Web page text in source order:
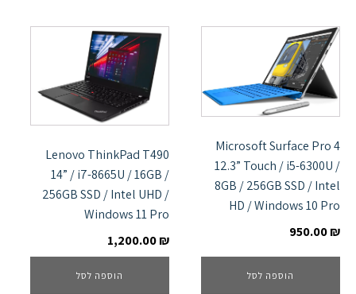
Microsoft Surface Pro 4
12.3” Touch / i5-6300U /
8GB / 256GB SSD / Intel
HD / Windows 10 Pro
950.00₪
הוספה לסל
Lenovo ThinkPad T490
14” / i7-8665U / 16GB /
256GB SSD / Intel UHD /
Windows 11 Pro
1,200.00₪
הוספה לסל